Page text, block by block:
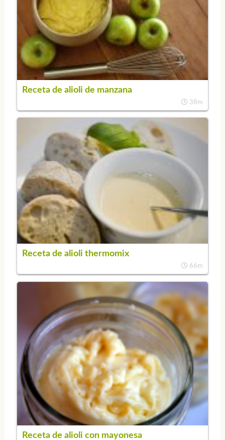
Receta de alioli de manzana
38m
Receta de alioli thermomix
66m
Receta de alioli con mayonesa